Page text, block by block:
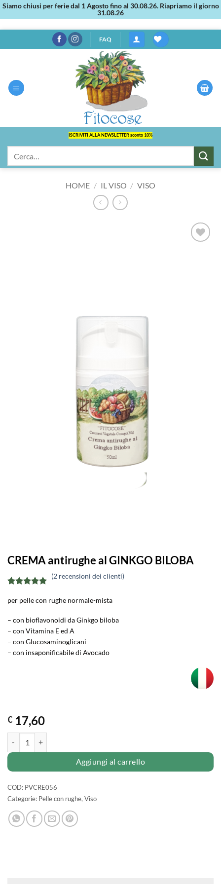
Siamo chiusi per ferie dal 1 Agosto fino al 30.08.26. Riapriamo il giorno
31.08.26
ai
FAQ
ISCRIVITI ALLA NEWSLETTER sconto 10%
HOME / IL VISO / VISO
CREMA antirughe al GINKGO BILOBA
su 5 su
recensioni
(2recensioni dei clienti)
per pelle con rughe normale-mista
– con bioflavonoidi da Ginkgo biloba
– con Vitamina E ed A
– con Glucosaminoglicani
– con insaponificabile di Avocado
€ 17,60
Aggiungi al carrello
COD: PVCRE056
Categorie: Pelle con rughe, Viso